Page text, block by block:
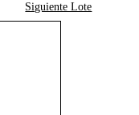
Siguiente Lote